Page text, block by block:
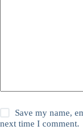
Save my name,
next time I comment.